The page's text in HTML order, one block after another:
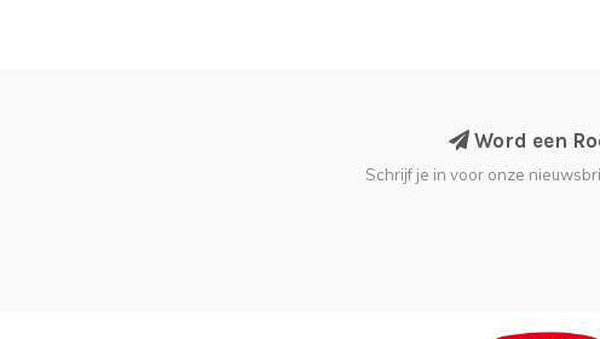
Word een
Schrijf je in voor onze